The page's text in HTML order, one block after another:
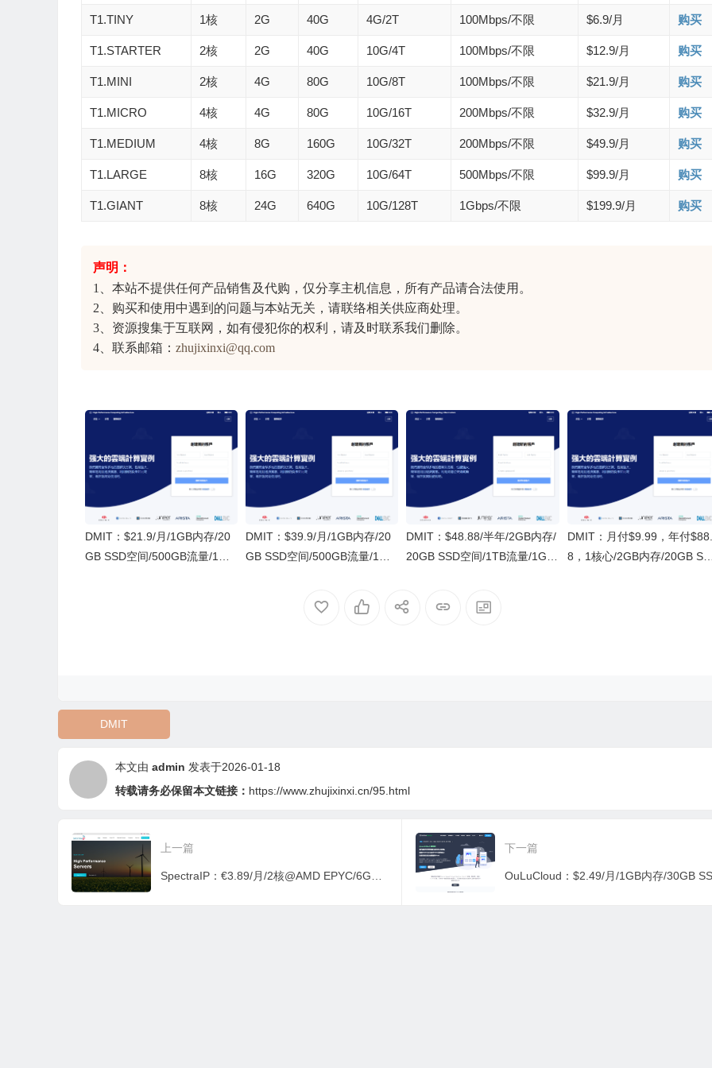
T1.TINY 1核 2G 40G 4G/2T 100Mbps/不限 $6.9/月 购买
T1.STARTER 2核 2G 40G 10G/4T 100Mbps/不限 $12.9/月 购买
T1.MINI 2核 4G 80G 10G/8T 100Mbps/不限 $21.9/月 购买
T1.MICRO 4核 4G 80G 10G/16T 200Mbps/不限 $32.9/月 购买
T1.MEDIUM 4核 8G 160G 10G/32T 200Mbps/不限 $49.9/月 购买
T1.LARGE 8核 16G 320G 10G/64T 500Mbps/不限 $99.9/月 购买
T1.GIANT 8核 24G 640G 10G/128T 1Gbps/不限 $199.9/月 购买
声明：
1、本站不提供任何产品销售及代购，仅分享主机信息 ，所有产品请合法使用。
2、购买和使用中遇到的问题与本站无关，请联络相关供应商处理。
3、资源搜集于互联网，如有侵犯你的权利，请及时联系我们删除。
4、联系邮箱： zhujixinxi@qq.com
DMIT：$21.9/月/1GB内存/20
GB SSD空间/500GB流量/1Gb
DMIT：$39.9/月/1GB内存/20
GB SSD空间/500GB流量/1Gb
DMIT：$48.88/半年/2GB内存/
20GB SSD空间/1TB流量/1Gb
DMIT：月付$9.99，年付
8，1核心/2GB内存/20GB SSD
DMIT
本文由 admin 发表于2026-01-18
转载请务必保留本文链接： https://www.zhujixinxi.cn/95.html
上一篇 下一篇